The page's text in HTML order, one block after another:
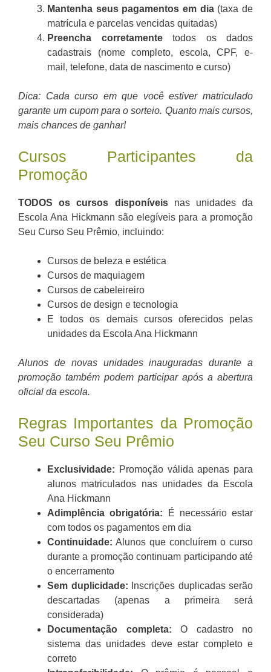
Mantenha seus pagamentos em dia(taxa de
matrícula e parcelas vencidas quitadas)
Preencha corretamentetodos os dados
cadastrais (nome completo, escola, CPF, e-
mail, telefone, data de nascimento e curso)
Dica: Cada curso em que você estiver matriculado
garante um cupom para o sorteio. Quanto mais cursos,
mais chances de ganhar!
Cursos Participantes da
Promoção
TODOS os cursos disponíveisnas unidades da
Escola Ana Hickmann são elegíveis para a promoção
Seu Curso Seu Prêmio, incluindo:
Cursos de beleza e estética
Cursos de maquiagem
Cursos de cabeleireiro
Cursos de design e tecnologia
E todos os demais cursos oferecidos pelas
unidades da Escola Ana Hickmann
Alunos de novas unidades inauguradas durante a
promoção também podem participar após a abertura
oficial da escola.
Regras Importantes da Promoção
Seu Curso Seu Prêmio
Exclusividade: Promoção válida apenas para
alunos matriculados nas unidades da Escola
Ana Hickmann
Adimplência obrigatória: É necessário estar
com todos os pagamentos em dia
Continuidade: Alunos que concluírem o curso
durante a promoção continuam participando até
o encerramento
Sem duplicidade: Inscrições duplicadas serão
descartadas (apenas a primeira será
considerada)
Documentação completa: O cadastro no
sistema das unidades deve estar completo e
correto